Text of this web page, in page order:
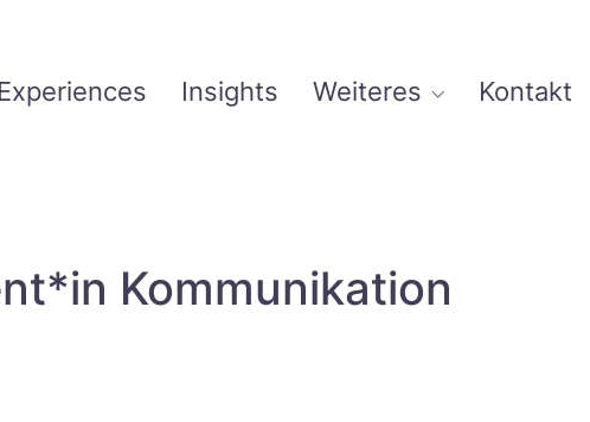
Experiences Insights Weiteres Kontakt
Kommunikation